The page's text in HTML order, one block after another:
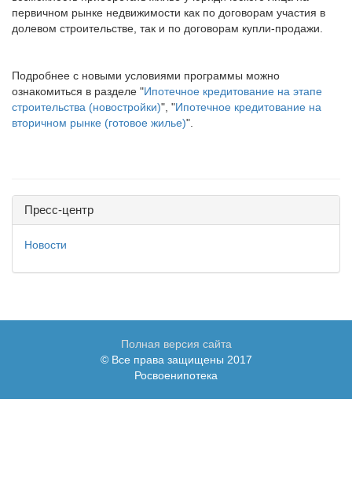
первичном рынке недвижимости как по договорам участия в
долевом строительстве, так и по договорам купли-продажи.
Подробнее с новыми условиями программы можно
ознакомиться в разделе "Ипотечное кредитование на этапе
строительства (новостройки)", "Ипотечное кредитование на
вторичном рынке (готовое жилье)".
Пресс-центр
Новости
Полная версия сайта
© Все права защищены 2017
Росвоенипотека